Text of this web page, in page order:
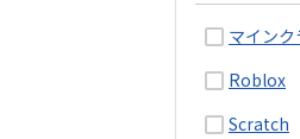
マインク
Roblox
Scratch